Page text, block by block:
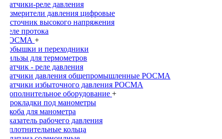
Датчики-реле давления
Измерители давления цифровые
Источник высокого напряжения
Реле протока
РОСМА +
Бобышки и переходники
Гильзы для термометров
Датчик - реле давления
Датчики давления общепромышленныe РОСМА
Датчики избыточного давления РОСМА
Дополнительное оборудование +
Прокладки под манометры
Скоба для манометра
Указатель рабочего давления
Уплотнительные кольца